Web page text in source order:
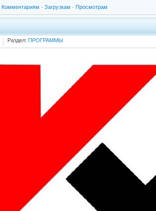
Комментариям · Загрузкам · Просмотрам
Раздел: ПРОГРАММЫ